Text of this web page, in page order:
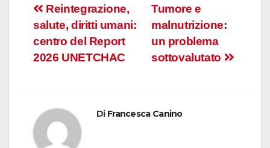
Navigazione
articoli
Tumore e
malnutrizione:
un problema
sottovalutato
Reintegrazione,
salute, diritti umani:
centro del Report
2026 UNETCHAC
Di Francesca Canino